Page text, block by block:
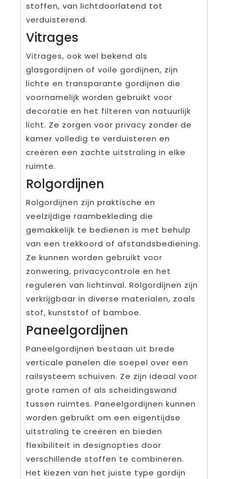
stoffen, van lichtdoorlatend tot
verduisterend.
Vitrages
Vitrages, ook wel bekend als
glasgordijnen of voile gordijnen, zijn
lichte en transparante gordijnen die
voornamelijk worden gebruikt voor
decoratie en het filteren van natuurlijk
licht. Ze zorgen voor privacy zonder de
kamer volledig te verduisteren en
creëren een zachte uitstraling in elke
ruimte.
Rolgordijnen
Rolgordijnen zijn praktische en
veelzijdige raambekleding die
gemakkelijk te bedienen is met behulp
van een trekkoord of afstandsbediening.
Ze kunnen worden gebruikt voor
zonwering, privacycontrole en het
reguleren van lichtinval. Rolgordijnen zijn
verkrijgbaar in diverse materialen, zoals
stof, kunststof of bamboe.
Paneelgordijnen
Paneelgordijnen bestaan uit brede
verticale panelen die soepel over een
railsysteem schuiven. Ze zijn ideaal voor
grote ramen of als scheidingswand
tussen ruimtes. Paneelgordijnen kunnen
worden gebruikt om een eigentijdse
uitstraling te creëren en bieden
flexibiliteit in designopties door
verschillende stoffen te combineren.
Het kiezen van het juiste type gordijn